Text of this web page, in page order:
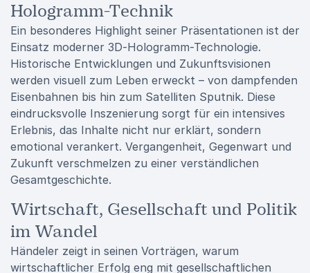
Hologramm-Technik
Ein besonderes Highlight seiner Präsentationen ist der
Einsatz moderner 3D-Hologramm-Technologie.
Historische Entwicklungen und Zukunftsvisionen
werden visuell zum Leben erweckt – von dampfenden
Eisenbahnen bis hin zum Satelliten Sputnik. Diese
eindrucksvolle Inszenierung sorgt für ein intensives
Erlebnis, das Inhalte nicht nur erklärt, sondern
emotional verankert. Vergangenheit, Gegenwart und
Zukunft verschmelzen zu einer verständlichen
Gesamtgeschichte.
Wirtschaft, Gesellschaft und Politik
im Wandel
Händeler zeigt in seinen Vorträgen, warum
wirtschaftlicher Erfolg eng mit gesellschaftlichen